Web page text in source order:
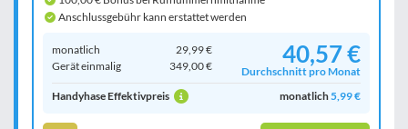
Anschlussgebühr kann erstattet werden
monatlich
29,99 €
Gerät einmalig
349,00 € 40,57 €
Durchschnitt pro Monat
Handyhase Effektivpreis
monatlich5,99 €